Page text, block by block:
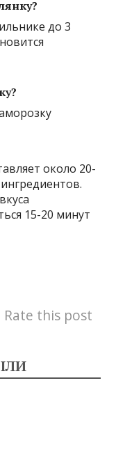
до 3
около 20-
15-20 минут
Rate this post